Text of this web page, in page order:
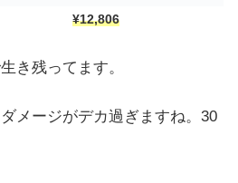
¥12,806
き残ってます。
メージがデカ過ぎますね。30